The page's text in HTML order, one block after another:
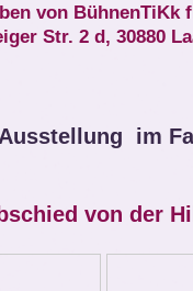
von BühnenTiKk
Str. 2 d, 30880
im
von der